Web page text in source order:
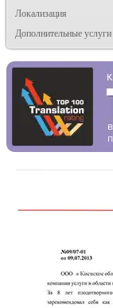
Локализация
Дополнительные услуги